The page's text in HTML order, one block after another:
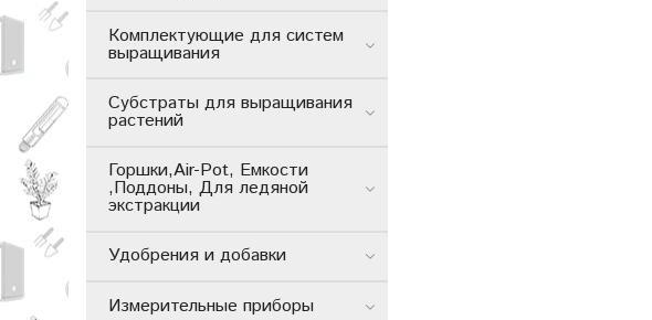
Комплектующие для систем
выращивания
Субстраты для выращивания
растений
Горшки,Air-Pot, Емкости
,Поддоны, Для ледяной
экстракции
Удобрения и добавки
Измерительные приборы